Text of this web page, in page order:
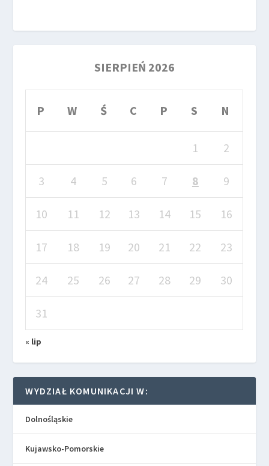
SIERPIEŃ 2026
P W Ś C P S N
1 2
3 4 5 6 7 8 9
10 11 12 13 14 15 16
17 18 19 20 21 22 23
24 25 26 27 28 29 30
31
« lip
WYDZIAŁ KOMUNIKACJI W:
Dolnośląskie
Kujawsko-Pomorskie